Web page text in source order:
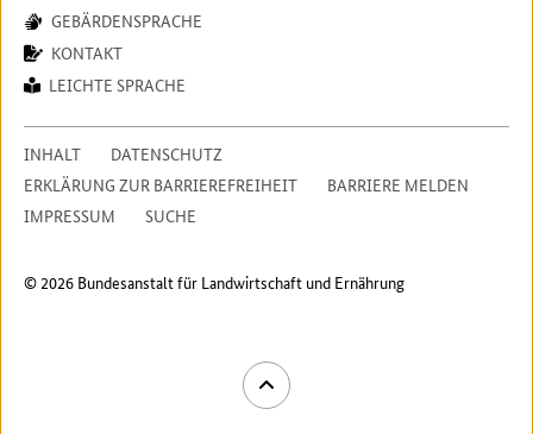
GEBÄRDENSPRACHE
KONTAKT
LEICHTE SPRACHE
INHALT
DATENSCHUTZ
ERKLÄRUNG ZUR BARRIEREFREIHEIT
BARRIERE MELDEN
IMPRESSUM
SUCHE
© 2026 Bundesanstalt für Landwirtschaft und Ernährung